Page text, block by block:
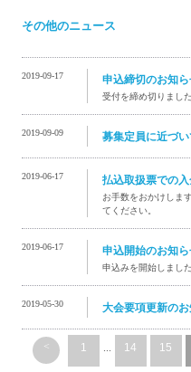
その他のニュース
2019-09-17 申込締切のお知
受付を締め切りました
2019-09-09 募集定員に近づ
2019-06-17 払込取扱票での
お手数をおかけしま
てください。
2019-06-17 申込開始のお知
申込みを開始しました
2019-05-30 大会要項更新の
< 1 ... 14 15